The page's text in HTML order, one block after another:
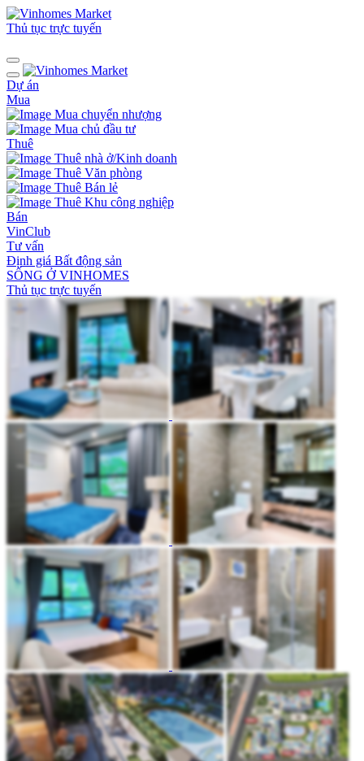
Thủ tục trực tuyến
Dự án
Mua
Mua chuyển nhượng
Mua chủ đầu tư
Thuê
Thuê nhà ở/Kinh doanh
Thuê Văn phòng
Thuê Bán lẻ
Thuê Khu công nghiệp
Bán
VinClub
Tư vấn
Định giá Bất động sản
SỐNG Ở VINHOMES
Thủ tục trực tuyến